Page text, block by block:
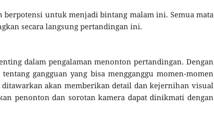
untuk menjadi bintang malam ini. Semua mata
secara langsung pertandingan ini.
dalam pengalaman menonton pertandingan. Dengan
gangguan yang bisa mengganggu momen-momen
akan memberikan detail dan kejernihan visual
penonton dan sorotan kamera dapat dinikmati dengan